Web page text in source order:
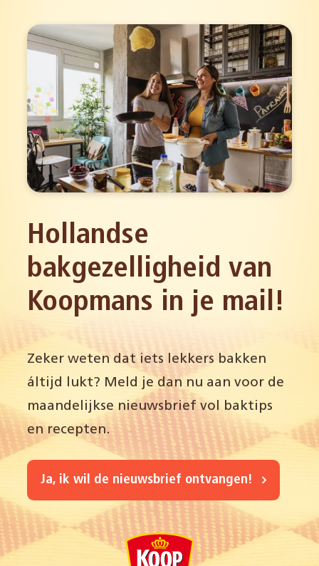
Hollandse
bakgezelligheid van
Koopmans in je mail!
Zeker weten dat iets lekkers bakken
áltijd lukt? Meld je dan nu aan voor de
maandelijkse nieuwsbrief vol baktips
en recepten.
Ja, ik wil de nieuwsbrief ontvangen!